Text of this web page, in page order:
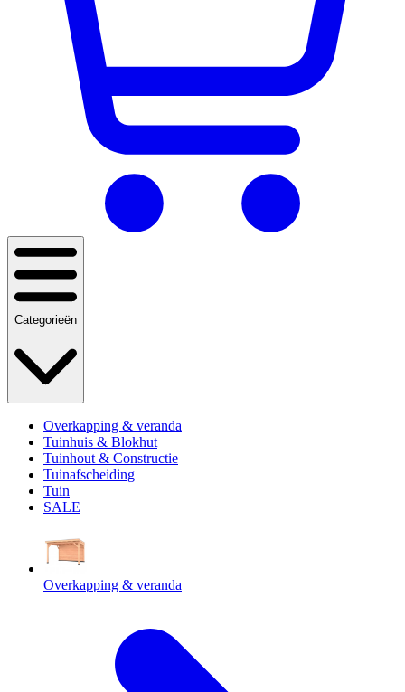
Categorieën
Overkapping & veranda
Tuinhuis & Blokhut
Tuinhout & Constructie
Tuinafscheiding
Tuin
SALE
Overkapping & veranda